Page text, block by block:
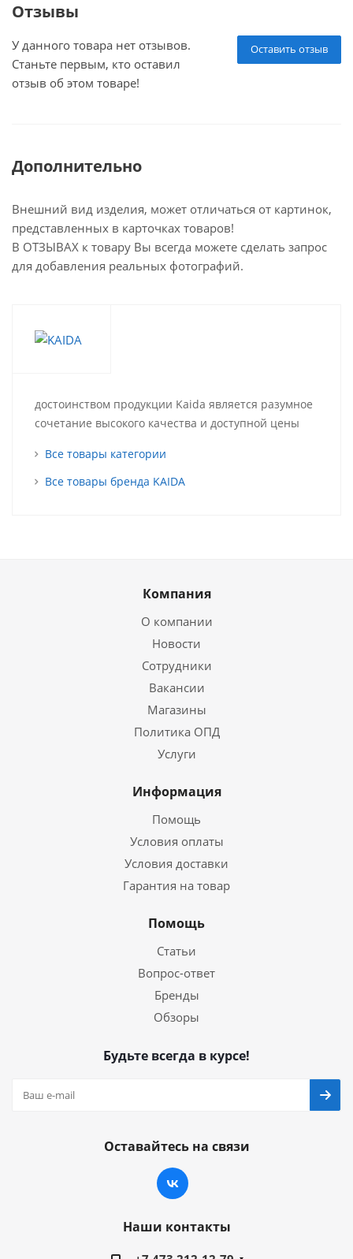
Отзывы
Оставить отзыв
У данного товара нет отзывов.
Станьте первым, кто оставил
отзыв об этом товаре!
Дополнительно
Внешний вид изделия, может отличаться от картинок,
представленных в карточках товаров!
В ОТЗЫВАХ к товару Вы всегда можете сделать запрос
для добавления реальных фотографий.
достоинством продукции Kaida является разумное
сочетание высокого качества и доступной цены
Все товары категории
Все товары бренда KAIDA
Компания
О компании
Новости
Сотрудники
Вакансии
Магазины
Политика ОПД
Услуги
Информация
Помощь
Условия оплаты
Условия доставки
Гарантия на товар
Помощь
Статьи
Вопрос-ответ
Бренды
Обзоры
Будьте всегда в курсе!
Оставайтесь на связи
Наши контакты